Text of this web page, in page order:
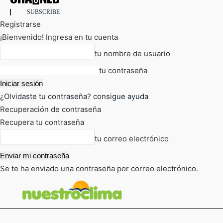
SUBSCRIBE
Registrarse
¡Bienvenido! Ingresa en tu cuenta
tu nombre de usuario
tu contraseña
¿Olvidaste tu contraseña? consigue ayuda
Recuperación de contraseña
Recupera tu contraseña
tu correo electrónico
Se te ha enviado una contraseña por correo electrónico.